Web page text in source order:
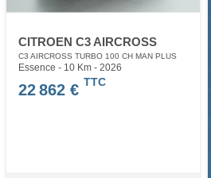
CITROEN C3 AIRCROSS
C3 AIRCROSS TURBO 100 CH MAN PLUS
Essence - 10 Km - 2026
22 862 € TTC